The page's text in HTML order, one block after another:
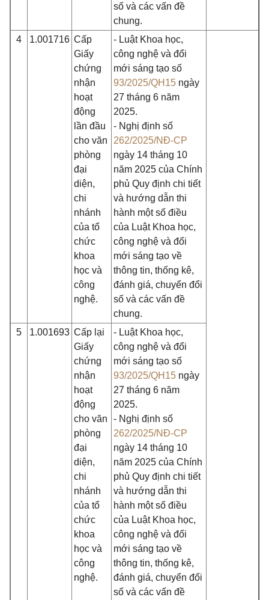
số và các vấn đề
chung.
4
1.001716 Cấp
Giấy
chứng
nhận
hoạt
động
lần đầu
cho văn
phòng
đại
diện,
chi
nhánh
của tổ
chức
khoa
học và
công
nghệ.
- Luật Khoa học,
công nghệ và đổi
mới sáng tạo số
93/2025/QH15 ngày
27 tháng 6 năm
2025.
- Nghị định số
262/2025/NĐ-CP
ngày 14 tháng 10
năm 2025 của Chính
phủ Quy định chi tiết
và hướng dẫn thi
hành một số điều
của Luật Khoa học,
công nghệ và đổi
mới sáng tạo về
thông tin, thống kê,
đánh giá, chuyển đổi
số và các vấn đề
chung.
5
1.001693 Cấp lại
Giấy
chứng
nhận
hoạt
động
cho văn
phòng
đại
diện,
chi
nhánh
của tổ
chức
khoa
học và
công
nghệ.
- Luật Khoa học,
công nghệ và đổi
mới sáng tạo số
93/2025/QH15 ngày
27 tháng 6 năm
2025.
- Nghị định số
262/2025/NĐ-CP
ngày 14 tháng 10
năm 2025 của Chính
phủ Quy định chi tiết
và hướng dẫn thi
hành một số điều
của Luật Khoa học,
công nghệ và đổi
mới sáng tạo về
thông tin, thống kê,
đánh giá, chuyển đổi
số và các vấn đề